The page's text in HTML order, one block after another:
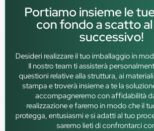
Portiamo insieme le
con fondo a scatto
successivo!
Desideri realizzare il tuo imballaggio in
Il nostro team ti assisterà
questioni relative alla struttura, ai
stampa e troverà insieme a te la
accompagneremo con affidabilità
realizzazione e faremo in modo che il
protegga, entusiasmi e si adatti al tuo
saremo lieti di confrontarci